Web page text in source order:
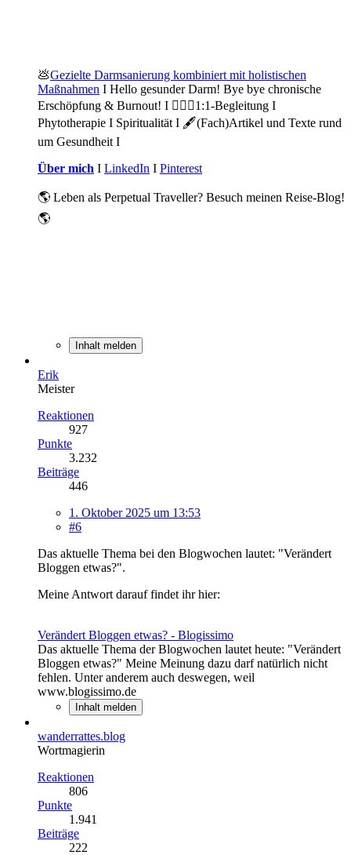
💩Gezielte Darmsanierung kombiniert mit holistischen
Maßnahmen I Hello gesunder Darm! Bye bye chronische
Erschöpfung & Burnout! I 🙋🏽‍♀️1:1-Begleitung I
Phytotherapie I Spiritualität I 🖋️(Fach)Artikel und Texte rund
um Gesundheit I
Über mich I LinkedIn I Pinterest
🌎 Leben als Perpetual Traveller? Besuch meinen Reise-Blog!
🌎
Inhalt melden
Erik
Meister
Reaktionen
927
Punkte
3.232
Beiträge
446
1. Oktober 2025 um 13:53
#6
Das aktuelle Thema bei den Blogwochen lautet: "Verändert
Bloggen etwas?".
Meine Antwort darauf findet ihr hier:
Verändert Bloggen etwas? - Blogissimo
Das aktuelle Thema der Blogwochen lautet heute: "Verändert
Bloggen etwas?" Meine Meinung dazu darf natürlich nicht
fehlen. Unter anderem auch deswegen, weil
www.blogissimo.de
Inhalt melden
wanderrattes.blog
Wortmagierin
Reaktionen
806
Punkte
1.941
Beiträge
222